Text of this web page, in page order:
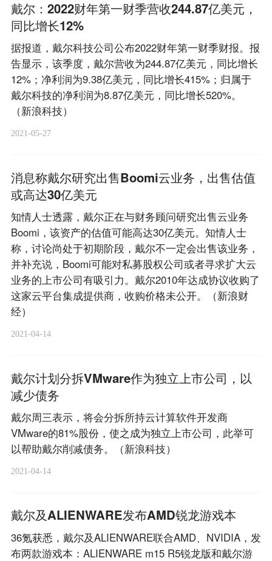
戴尔：2022财年第一财季营收244.87亿美元，
同比增长12%
据报道，戴尔科技公司公布2022财年第一财季财报。报
告显示，该季度，戴尔营收为244.87亿美元，同比增长
12%；净利润为9.38亿美元，同比增长415%；归属于
戴尔科技的净利润为8.87亿美元，同比增长520%。
（新浪科技）
2021-05-27
消息称戴尔研究出售Boomi云业务，出售估值
或高达30亿美元
知情人士透露，戴尔正在与财务顾问研究出售云业务
Boomi，该资产的估值可能高达30亿美元。知情人士
称，讨论尚处于初期阶段，戴尔不一定会出售该业务，
并补充说，Boomi可能对私募股权公司或者寻求扩大云
业务的上市公司有吸引力。戴尔2010年达成协议收购了
这家云平台集成提供商，收购价格未公开。（新浪财
经）
2021-04-14
戴尔计划分拆VMware作为独立上市公司，以
减少债务
戴尔周三表示，将会分拆所持云计算软件开发商
VMware的81%股份，使之成为独立上市公司，此举可
以帮助戴尔削减债务。（新浪科技）
2021-04-14
戴尔及ALIENWARE发布AMD锐龙游戏本
36氪获悉，戴尔及ALIENWARE联合AMD、NVIDIA，发
布两款游戏本：ALIENWARE m15 R5锐龙版和戴尔游